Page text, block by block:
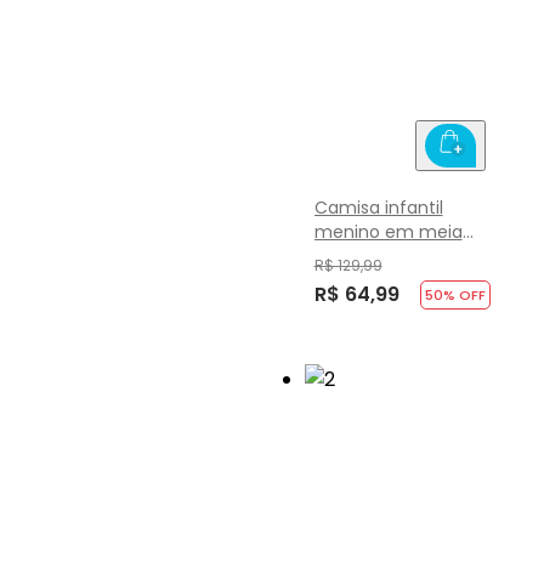
Camisa infantil
menino em meia
malha Mundi
R$ 129,99
R$ 64,99 50% OFF